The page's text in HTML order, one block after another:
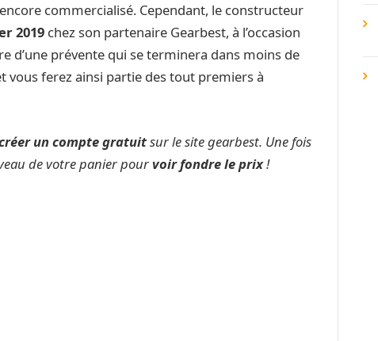
commercialisé. Cependant, le constructeur
2019 chez son partenaire Gearbest, à l’occasion
d’une prévente qui se terminera dans moins de
vous ferez ainsi partie des tout premiers à
un compte gratuitsur le site gearbest. Une fois
de votre panier pourvoir fondre le prix!